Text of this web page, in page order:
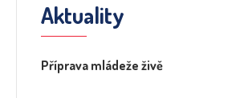
Aktuality
Příprava mládeže živě